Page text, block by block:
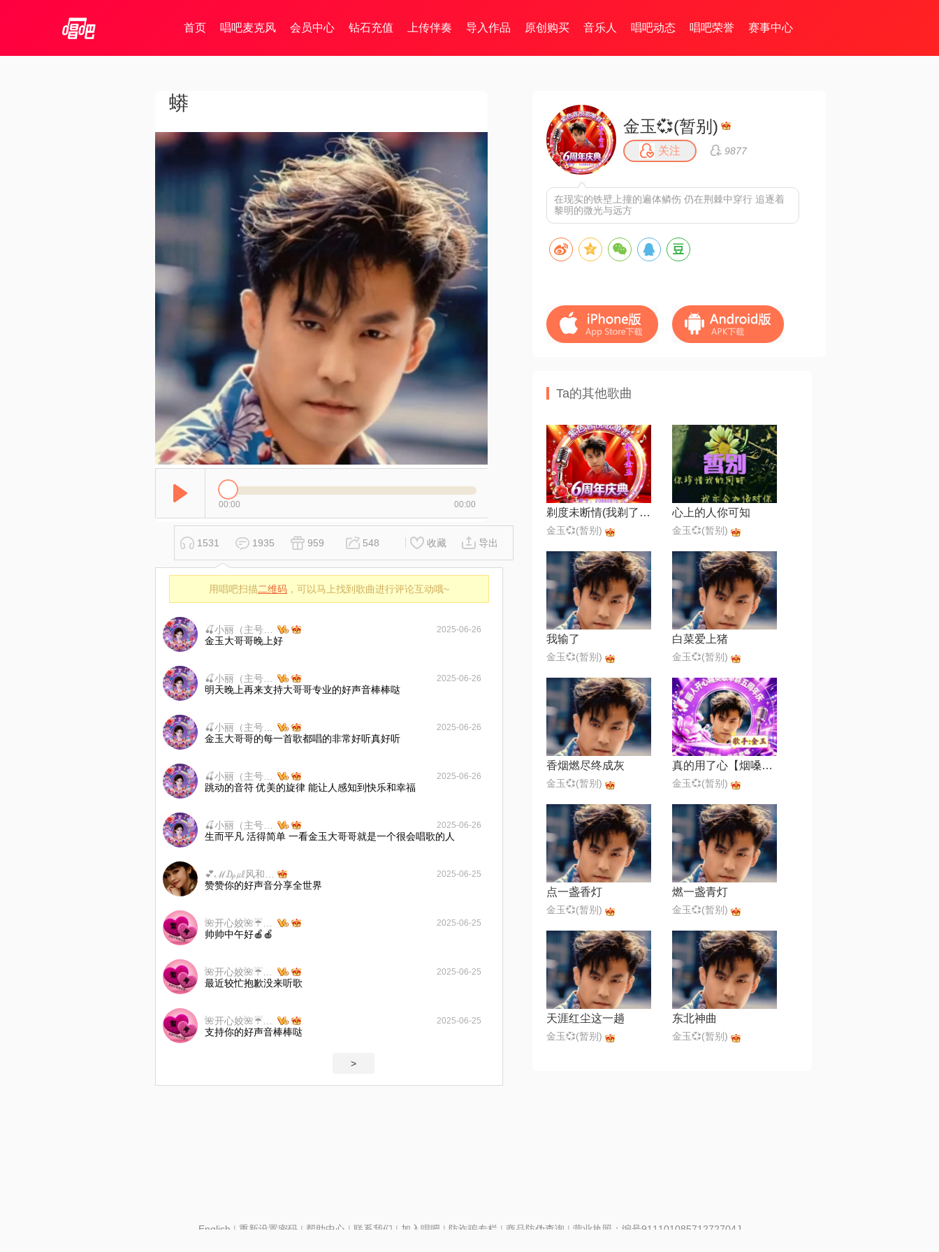
首页 唱吧麦克风 会员中心 钻石充值 上传伴奏 导入作品 原创购买 音乐人 唱吧动态 唱吧荣誉 赛事中心
蟒
00:00 00:00
1531 1935 959 548 收藏 导出
用唱吧扫描二维码 ，可以马上找到歌曲进行评论互动哦~
2025-06-26
金玉大哥哥晚上好
2025-06-26
明天晚上再来支持大哥哥专业的好声音棒棒哒
2025-06-26
金玉大哥哥的每一首歌都唱的非常好听真好听
2025-06-26
跳动的音符 优美的旋律 能让人感知到快乐和幸福
2025-06-26
生而平凡 活得简单 一看金玉大哥哥就是一个很会唱歌的人
2025-06-25
赞赞你的好声音分享全世界
2025-06-25
帅帅中午好🍎🍎
2025-06-25
最近较忙抱歉没来听歌
2025-06-25
支持你的好声音棒棒哒
>
金玉💞(暂别)
关注 9877
在现实的铁壁上撞的遍体鳞伤 仍在荆棘中穿行 追逐着
黎明的微光与远方
Ta的其他歌曲
剃度未断情(我剃了头发断了缘 却断不了心里面)
金玉💞(暂别)
心上的人你可知
金玉💞(暂别)
我输了
金玉💞(暂别)
白菜爱上猪
金玉💞(暂别)
香烟燃尽终成灰
金玉💞(暂别)
真的用了心【烟嗓蓝调版】
金玉💞(暂别)
点一盏香灯
金玉💞(暂别)
燃一盏青灯
金玉💞(暂别)
天涯红尘这一趟
金玉💞(暂别)
东北神曲
金玉💞(暂别)
English | 重新设置密码| 帮助中心 | 联系我们 | 加入唱吧 | 防诈骗专栏 | 商品防伪查询 | 营业执照：编号91110108571272704J